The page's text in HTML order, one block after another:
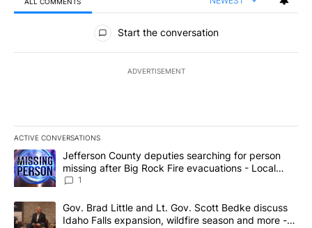
All Comments
Start the conversation
ADVERTISEMENT
ACTIVE CONVERSATIONS
The following is a list of the most commented articles in the last
A trending article titled "Jefferson County deputies searching
Jefferson County deputies searching for person
missing after Big Rock Fire evacuations - Local
News 8
1
A trending article titled "Gov. Brad Little and Lt. Gov. Scott
Gov. Brad Little and Lt. Gov. Scott Bedke discuss
Idaho Falls expansion, wildfire season and more -